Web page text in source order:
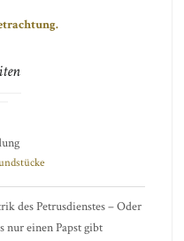
des Petrusdienstes – Oder
nur einen Papst gibt